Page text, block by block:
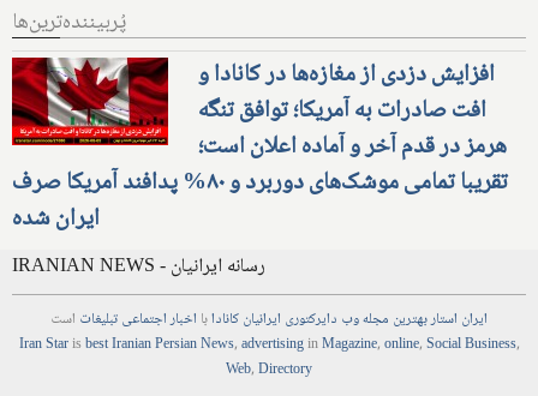
پُربیننده‌ترین‌ها
افزایش دزدی از مغازه‌ها در کانادا و
افت صادرات به آمریکا؛ توافق تنگه
هرمز در قدم آخر و آماده اعلان است؛
تقریبا تمامی موشک‌های دوربرد و ۸۰% پدافند آمریکا صرف
ایران شده
IRANIAN NEWS - رسانه ایرانیان
ایران استاربهترین مجلهوب دایرکتوری ایرانیان کانادابا اخباراجتماعیتبلیغات است
Iran Starisbest Iranian PersianNews,advertisinginMagazine,online,Social Business,
Web,Directory